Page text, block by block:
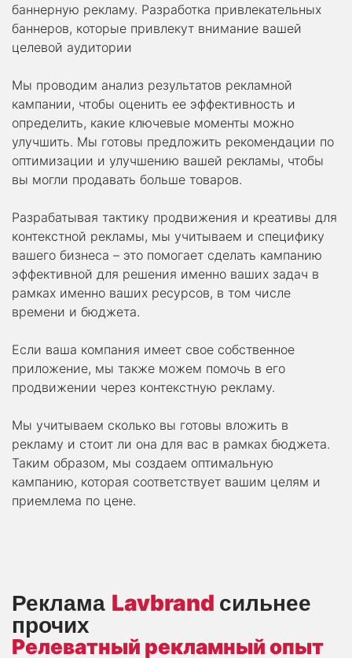
баннерную рекламу. Разработка привлекательных
баннеров, которые привлекут внимание вашей
целевой аудитории
Мы проводим анализ результатов рекламной
кампании, чтобы оценить ее эффективность и
определить, какие ключевые моменты можно
улучшить. Мы готовы предложить рекомендации по
оптимизации и улучшению вашей рекламы, чтобы
вы могли продавать больше товаров.
Разрабатывая тактику продвижения и креативы для
контекстной рекламы, мы учитываем и специфику
вашего бизнеса – это помогает сделать кампанию
эффективной для решения именно ваших задач в
рамках именно ваших ресурсов, в том числе
времени и бюджета.
Если ваша компания имеет свое собственное
приложение, мы также можем помочь в его
продвижении через контекстную рекламу.
Мы учитываем сколько вы готовы вложить в
рекламу и стоит ли она для вас в рамках бюджета.
Таким образом, мы создаем оптимальную
кампанию, которая соответствует вашим целям и
приемлема по цене.
Реклама Lavbrand сильнее
прочих
Релеватный рекламный опыт